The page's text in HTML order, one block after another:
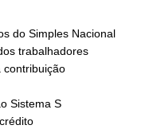
do Simples Nacional
trabalhadores
contribuição
Sistema S